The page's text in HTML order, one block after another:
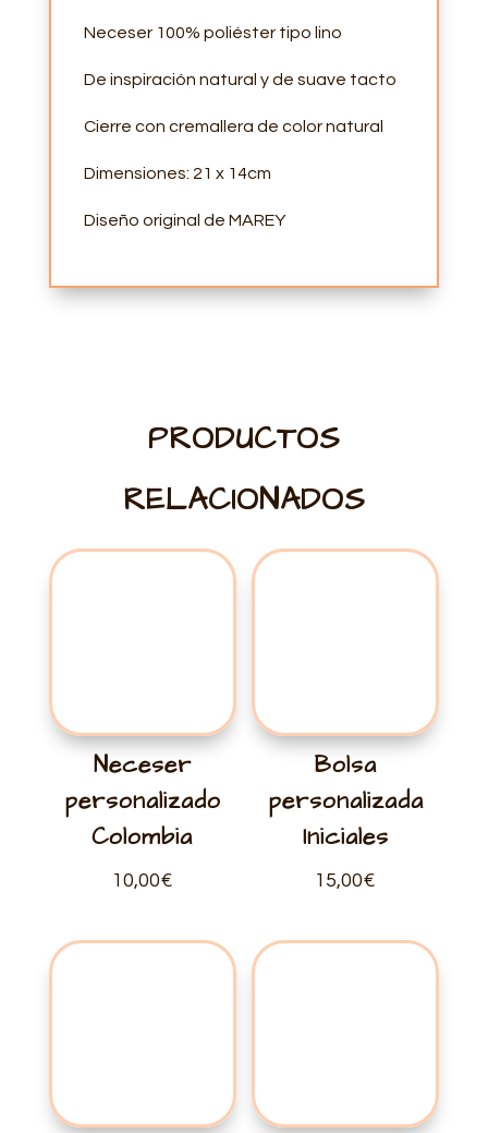
Neceser 100% poliéster tipo lino
De inspiración natural y de suave tacto
Cierre con cremallera de color natural
Dimensiones: 21 x 14cm
Diseño original de MAREY
PRODUCTOS
RELACIONADOS
Neceser
personalizado
Colombia
10,00€
Bolsa
personalizada
Iniciales
15,00€